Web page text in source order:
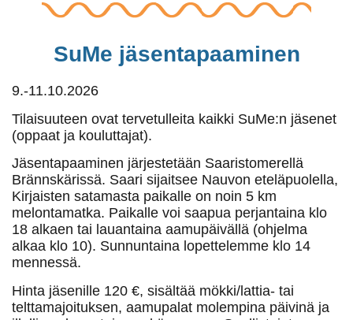
SuMe jäsentapaaminen
9.-11.10.2026
Tilaisuuteen ovat tervetulleita kaikki SuMe:n jäsenet
(oppaat ja kouluttajat).
Jäsentapaaminen järjestetään Saaristomerellä
Brännskärissä. Saari sijaitsee Nauvon eteläpuolella,
Kirjaisten satamasta paikalle on noin 5 km
melontamatka. Paikalle voi saapua perjantaina klo
18 alkaen tai lauantaina aamupäivällä (ohjelma
alkaa klo 10). Sunnuntaina lopettelemme klo 14
mennessä.
Hinta jäsenille 120 €, sisältää mökki/lattia- tai
telttamajoituksen, aamupalat molempina päivinä ja